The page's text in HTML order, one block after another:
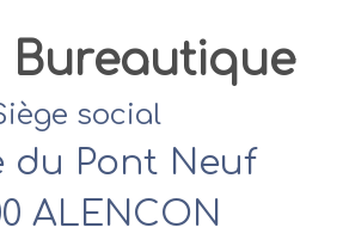
Bureautique
social
du Pont Neuf
ALENCON